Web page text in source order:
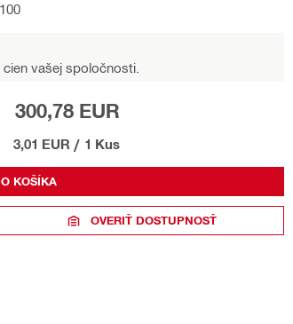
100
vašej spoločnosti.
300,78 EUR
3,01 EUR / 1 Kus
KOŠÍKA
OVERIŤ DOSTUPNOSŤ